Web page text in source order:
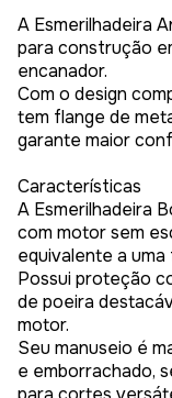
A Esmerilhadeira
para construção
encanador.
Com o design
tem flange de
garante maior
Características
A Esmerilhadeira
com motor sem
equivalente a
Possui proteção
de poeira
motor.
Seu manuseio é
e emborrachado,